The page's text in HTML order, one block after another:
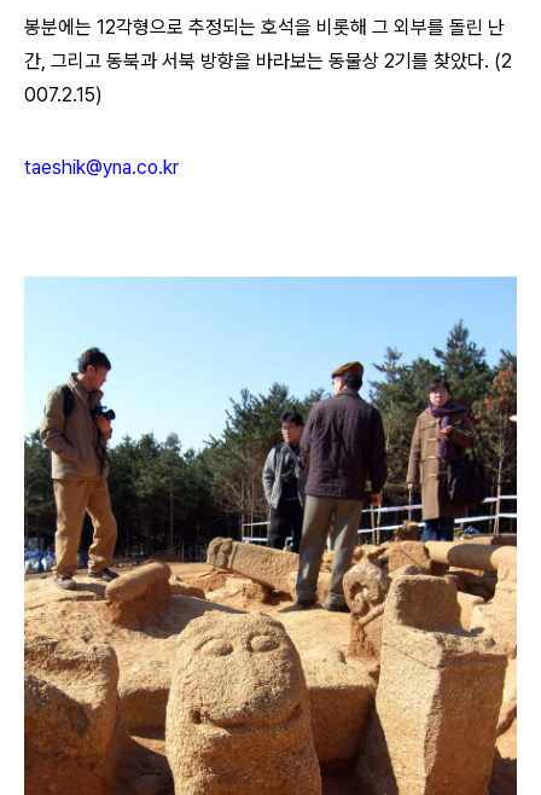
봉분에는 12각형으로 추정되는 호석을 비롯해 그 외부를 돌린 난
간, 그리고 동북과 서북 방향을 바라보는 동물상 2기를 찾았다. (2
007.2.15)
taeshik@yna.co.kr